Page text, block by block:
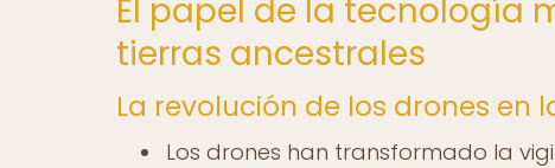
El papel de la tecnología
tierras ancestrales
La revolución de los drones
Los drones han transformado la